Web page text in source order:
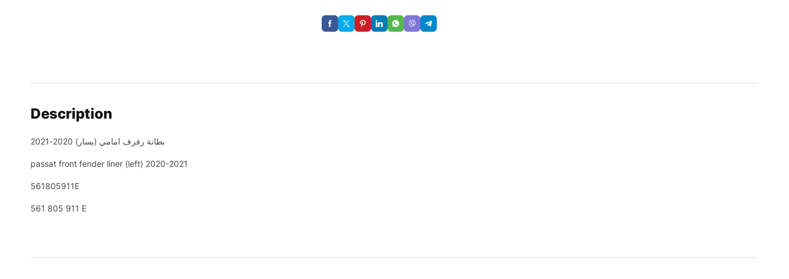
Description
بطانة رفرف امامي (يسار) 2020-2021
passat front fender liner (left) 2020-2021
561805911E
561 805 911 E